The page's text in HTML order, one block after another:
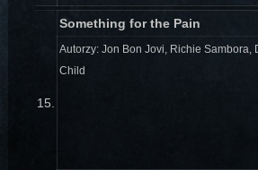
15.
Something for the Pain
Autorzy: Jon Bon Jovi, Richie Sambora,
Child